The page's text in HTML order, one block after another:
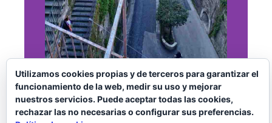
¿Por qué es imprescindible visitarla?
Utilizamos cookies propias y de terceros para garantizar el
funcionamiento de la web, medir su uso y mejorar
nuestros servicios. Puede aceptar todas las cookies,
rechazar las no necesarias o configurar sus preferencias.